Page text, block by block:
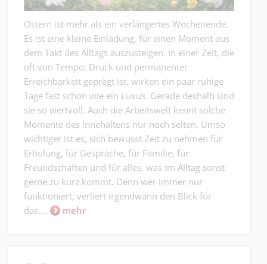
Ostern ist mehr als ein verlängertes Wochenende.
Es ist eine kleine Einladung, für einen Moment aus
dem Takt des Alltags auszusteigen. In einer Zeit, die
oft von Tempo, Druck und permanenter
Erreichbarkeit geprägt ist, wirken ein paar ruhige
Tage fast schon wie ein Luxus. Gerade deshalb sind
sie so wertvoll. Auch die Arbeitswelt kennt solche
Momente des Innehaltens nur noch selten. Umso
wichtiger ist es, sich bewusst Zeit zu nehmen für
Erholung, für Gespräche, für Familie, für
Freundschaften und für alles, was im Alltag sonst
gerne zu kurz kommt. Denn wer immer nur
funktioniert, verliert irgendwann den Blick für
das,...
mehr